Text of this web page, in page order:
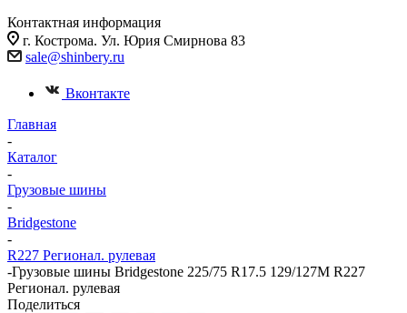
Контактная информация
г. Кострома. Ул. Юрия Смирнова 83
sale@shinbery.ru
Вконтакте
Главная
-
Каталог
-
Грузовые шины
-
Bridgestone
-
R227 Регионал. рулевая
-Грузовые шины Bridgestone 225/75 R17.5 129/127M R227
Регионал. рулевая
Поделиться